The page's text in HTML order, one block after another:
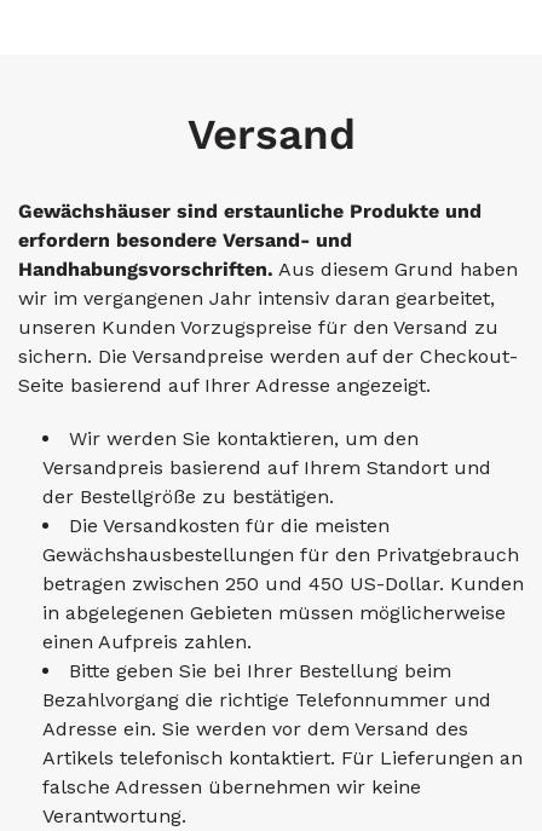
Versand
Gewächshäuser sind erstaunliche Produkte und
erfordern besondere Versand- und
Handhabungsvorschriften. Aus diesem Grund haben
wir im vergangenen Jahr intensiv daran gearbeitet,
unseren Kunden Vorzugspreise für den Versand zu
sichern. Die Versandpreise werden auf der Checkout-
Seite basierend auf Ihrer Adresse angezeigt.
Wir werden Sie kontaktieren, um den
Versandpreis basierend auf Ihrem Standort und
der Bestellgröße zu bestätigen.
Die Versandkosten für die meisten
Gewächshausbestellungen für den Privatgebrauch
betragen zwischen 250 und 450 US-Dollar. Kunden
in abgelegenen Gebieten müssen möglicherweise
einen Aufpreis zahlen.
Bitte geben Sie bei Ihrer Bestellung beim
Bezahlvorgang die richtige Telefonnummer und
Adresse ein. Sie werden vor dem Versand des
Artikels telefonisch kontaktiert. Für Lieferungen an
falsche Adressen übernehmen wir keine
Verantwortung.